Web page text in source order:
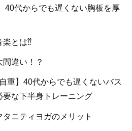
40代からでも遅くない胸板を厚
楽とは⁇
違い！？
重】40代からでも遅くないバス
要な下半身トレーニング
ニティヨガのメリット